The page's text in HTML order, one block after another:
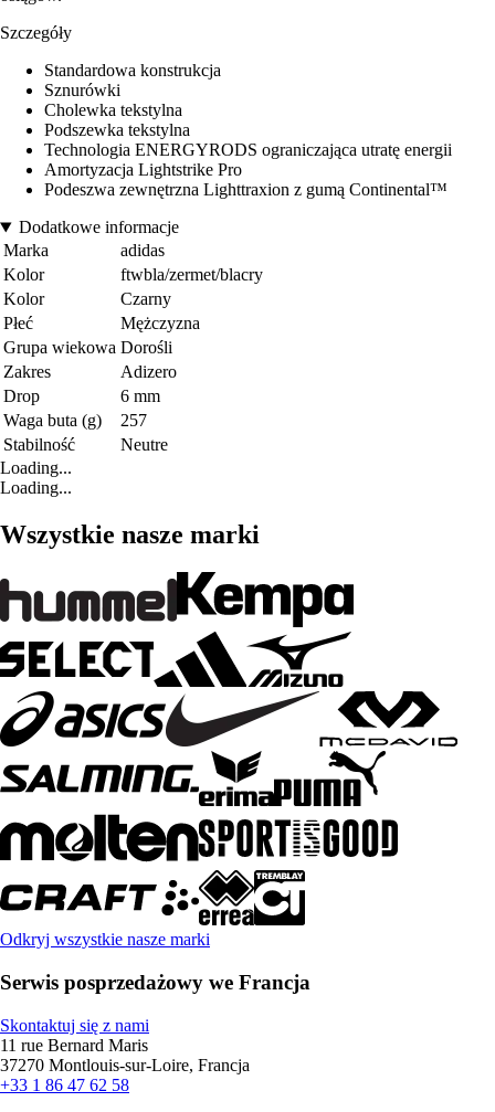
Szczegóły
Standardowa konstrukcja
Sznurówki
Cholewka tekstylna
Podszewka tekstylna
Technologia ENERGYRODS ograniczająca utratę energii
Amortyzacja Lightstrike Pro
Podeszwa zewnętrzna Lighttraxion z gumą Continental™
Dodatkowe informacje
Marka
adidas
Kolor
ftwbla/zermet/blacry
Kolor
Czarny
Płeć
Mężczyzna
Grupa wiekowa Dorośli
Zakres
Adizero
Drop
6 mm
Waga buta (g)
257
Stabilność
Neutre
Loading...
Loading...
Wszystkie nasze marki
Odkryj wszystkie nasze marki
Serwis posprzedażowy we Francja
Skontaktuj się z nami
11 rue Bernard Maris
37270 Montlouis-sur-Loire, Francja
+33 1 86 47 62 58